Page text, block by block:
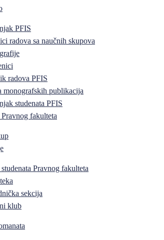
PFIS
radova sa naučnih skupova
radova PFIS
monografskih publikacija
studenata PFIS
fakulteta
studenata Pravnog fakulteta
sekcija
klub